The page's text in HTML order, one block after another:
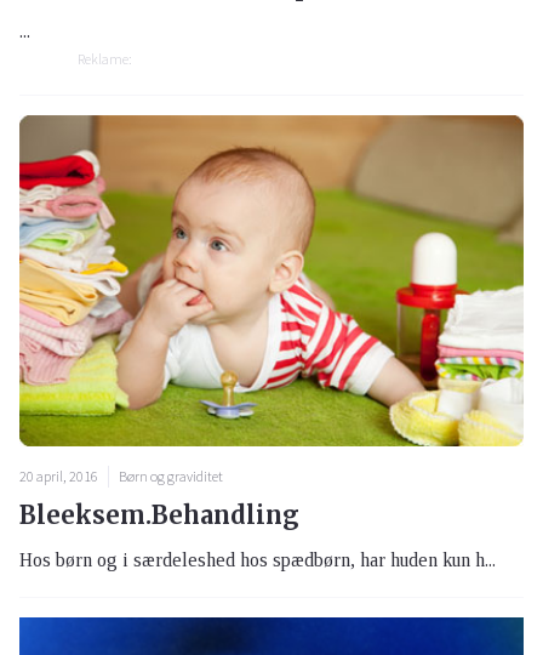
...
Reklame:
20 april, 2016 Børn og graviditet
Bleeksem.Behandling
Hos børn og i særdeleshed hos spædbørn, har huden kun h...